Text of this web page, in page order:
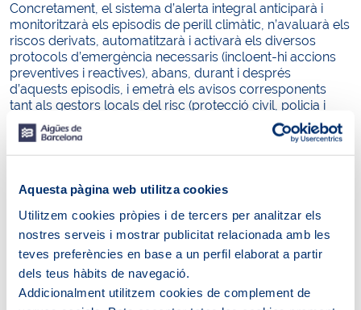
Aquesta pàgina web utilitza cookies
Utilitzem cookies pròpies i de tercers per analitzar els
nostres serveis i mostrar publicitat relacionada amb les
teves preferències en base a un perfil elaborat a partir
dels teus hàbits de navegació.
Addicionalment utilitzem cookies de complement de
Concretament, el sistema d’alerta integral anticiparà i
monitoritzarà els episodis de perill climàtic, n’avaluarà els
riscos derivats, automatitzarà i activarà els diversos
protocols d’emergència necessaris (incloent-hi accions
preventives i reactives), abans, durant i després
d’aquests episodis, i emetrà els avisos corresponents
tant als gestors locals del risc (protecció civil, policia i
altres departaments executors dins l’ajuntament) com a
la ciutadania, per tal de disminuir l’exposició a aquests
perills climàtics, i per tant, reduir-ne els impactes derivats.
A banda de la plataforma del sistema d’alerta, també es
desenvoluparà una aplicació mòbil perquè la ciutadania
en pugui fer ús gratuïtament i rebi aquelles alertes i
protocols d’actuació que els permeti estar informats i
evitar situacions que puguin posar en risc la seva salut o
les seves propietats.